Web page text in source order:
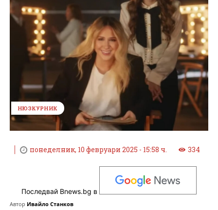
НЮЗКУРНИК
понеделник, 10 февруари 2025 - 15:58 ч. 334
Последвай Bnews.bg в
Автор Ивайло Станков